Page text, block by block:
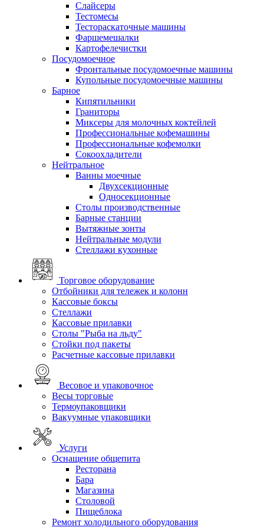
Слайсеры
Тестомесы
Тестораскаточные машины
Фаршемешалки
Картофелечистки
Посудомоечное
Фронтальные посудомоечные машины
Купольные посудомоечные машины
Барное
Кипятильники
Граниторы
Миксеры для молочных коктейлей
Профессиональные кофемашины
Профессиональные кофемолки
Сокоохладители
Нейтральное
Ванны моечные
Двухсекционные
Односекционные
Столы производственные
Барные станции
Вытяжные зонты
Нейтральные модули
Стеллажи кухонные
Торговое оборудование
Отбойники для тележек и колонн
Кассовые боксы
Стеллажи
Кассовые прилавки
Столы "Рыба на льду"
Стойки под пакеты
Расчетные кассовые прилавки
Весовое и упаковочное
Весы торговые
Термоупаковщики
Вакуумные упаковщики
Услуги
Оснащение общепита
Ресторана
Бара
Магазина
Столовой
Пищеблока
Ремонт холодильного оборудования